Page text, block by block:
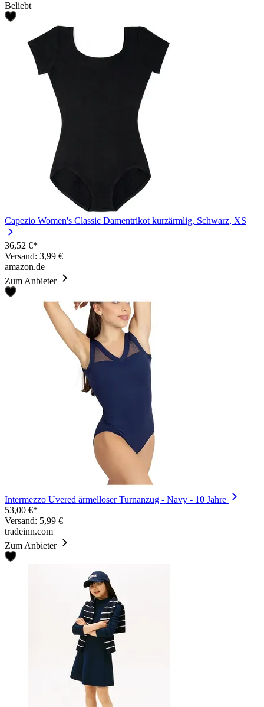
Beliebt
Capezio Women's Classic Damentrikot kurzärmlig, Schwarz, XS
36,52 €*
Versand: 3,99 €
amazon.de
Zum Anbieter
Intermezzo Uvered ärmelloser Turnanzug - Navy - 10 Jahre
53,00 €*
Versand: 5,99 €
tradeinn.com
Zum Anbieter